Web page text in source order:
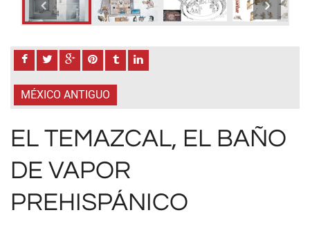
MÉXICO ANTIGUO
EL TEMAZCAL, EL BAÑO
DE VAPOR
PREHISPÁNICO